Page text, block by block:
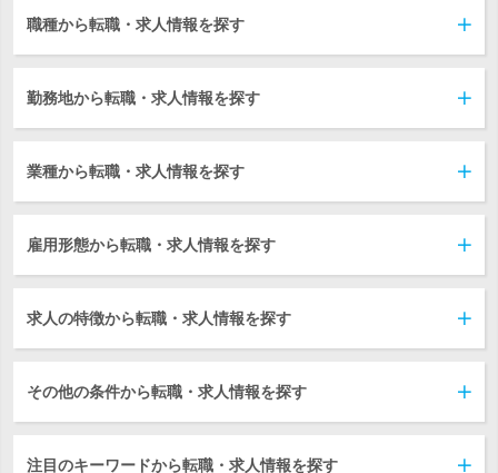
職種から転職・求人情報を探す
勤務地から転職・求人情報を探す
業種から転職・求人情報を探す
雇用形態から転職・求人情報を探す
求人の特徴から転職・求人情報を探す
その他の条件から転職・求人情報を探す
注目のキーワードから転職・求人情報を探す